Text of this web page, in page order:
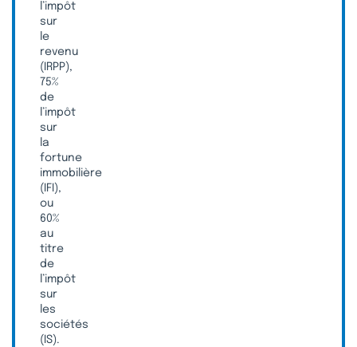
l’impôt
sur
le
revenu
(IRPP),
75%
de
l’impôt
sur
la
fortune
immobilière
(IFI),
ou
60%
au
titre
de
l’impôt
sur
les
sociétés
(IS).